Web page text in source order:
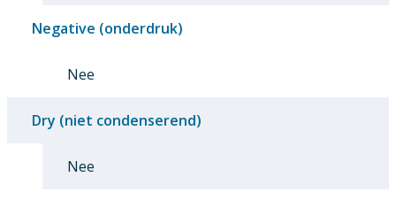
Negative (onderdruk)
Nee
Dry (niet condenserend)
Nee